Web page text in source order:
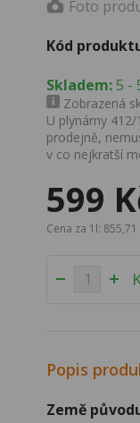
Foto
Kód
Skladem:5 -
Zobrazená
U plynárny
prodejně,
v co nejkratší
599
Cena za 1l: 855,71
Popis
Země